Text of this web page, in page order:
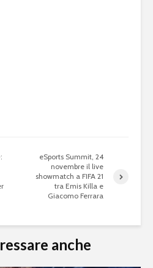
eSports Summit, 24
novembre il live
showmatch a FIFA 21
tra Emis Killa e
Giacomo Ferrara
anche
dream
fine
il